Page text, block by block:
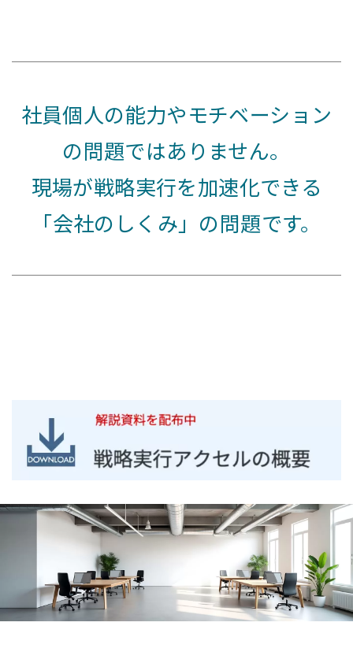
社員個人の能力やモチベーション
の問題ではありません。
現場が戦略実行を加速化できる
「会社のしくみ」の問題です。